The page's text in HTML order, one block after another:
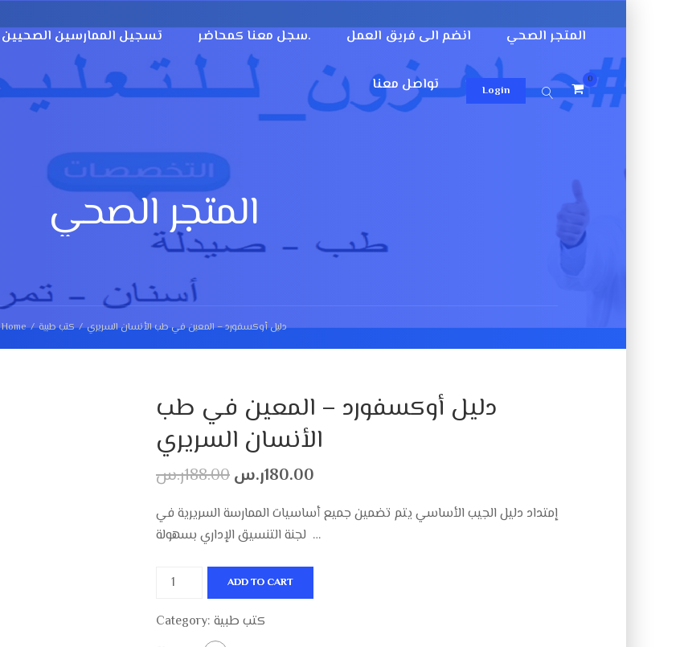
تسجيل الممارسين الصحيين سجل معنا كمحاضر. انضم الى فريق العمل المتجر الصحي
تواصل معنا Login
0
المتجر الصحي
Home كتب طبية دليل أوكسفورد – المعين في طب الأنسان السريري
دليل أوكسفورد – المعين في طب
الأنسان السريري
188.00ر.س 180.00ر.س
إمتداد دليل الجيب الأساسي يتم تضمين جميع أساسيات الممارسة السريرية في
…
دليل
أوكسفورد
-
المعين
ADD TO CART
Category: كتب طبية